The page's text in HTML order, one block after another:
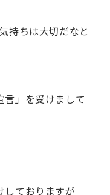
持ちは大切だなと
言」を受けまして
しておりますが